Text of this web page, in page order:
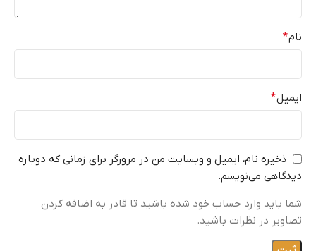
نام*
ایمیل*
ذخیره نام، ایمیل و وبسایت من در مرورگر برای زمانی که دوباره
دیدگاهی می‌نویسم.
شما باید وارد حساب خود شده باشید تا قادر به اضافه کردن
تصاویر در نظرات باشید.